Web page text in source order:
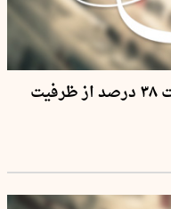
یک مقام صنفی اعلام کرد: بازگشت ۳۸ درصد از ظرفیت‌